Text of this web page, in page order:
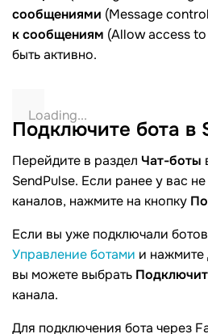
сообщениями (Message
к сообщениям (Allow access
быть активно.
Подключите бота в
Перейдите в раздел Чат-боты
SendPulse. Если ранее у вас
каналов, нажмите на кнопку
Если вы уже подключали
Управление ботами и нажмите
вы можете выбрать
канала.
Для подключения бота через